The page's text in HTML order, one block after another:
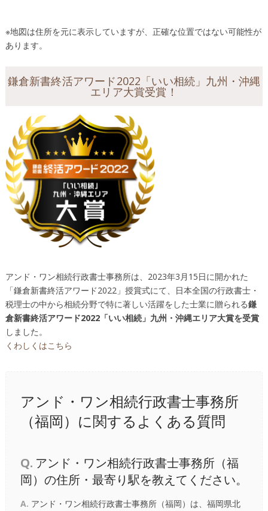
※地図は住所を元に表示していますが、正確な位置ではない可能性が
あります。
鎌倉新書終活アワード2022「いい相続」九州・沖縄
エリア大賞受賞！
アンド・ワン相続行政書士事務所は、2023年3月15日に開かれた
「鎌倉新書終活アワード2022」授賞式にて、日本全国の行政書士・
税理士の中から相続分野で特に著しい活躍をした士業に贈られる鎌
倉新書終活アワード2022「いい相続」九州・沖縄エリア大賞を受賞
しました。
くわしくはこちら
アンド・ワン相続行政書士事務所
（福岡）に関するよくある質問
Q. アンド・ワン相続行政書士事務所（福
岡）の住所・最寄り駅を教えてください。
A. アンド・ワン相続行政書士事務所（福岡）は、福岡県北